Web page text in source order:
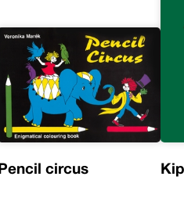
Pencil circus